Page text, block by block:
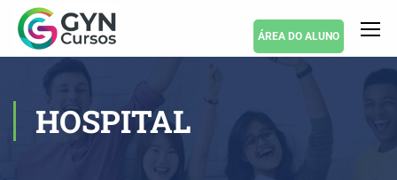
ÁREA DO ALUNO
HOSPITAL